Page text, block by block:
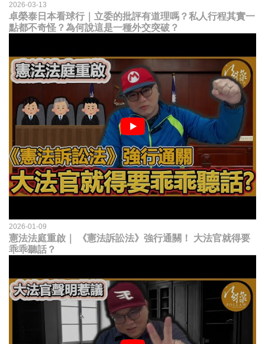
2026-03-13
卓榮泰日本看球行｜立委的批評有道理嗎？私人行程其實一
點都不奇怪？為何說這是一種外交突破？
2026-01-09
憲法法庭重啟｜ 《憲法訴訟法》強行通關！ 大法官就得要
乖乖聽話？